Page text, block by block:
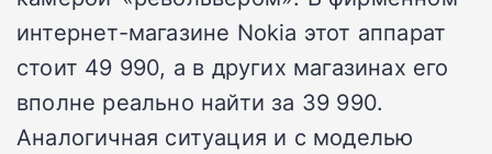
интернет-магазине Nokia этот аппарат
стоит 49 990, а в других магазинах его
вполне реально найти за 39 990.
Аналогичная ситуация и с моделью